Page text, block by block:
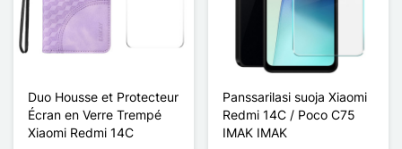
Duo Housse et Protecteur
Écran en Verre Trempé
Xiaomi Redmi 14C
Panssarilasi suoja Xiaomi
Redmi 14C / Poco C75
IMAK IMAK